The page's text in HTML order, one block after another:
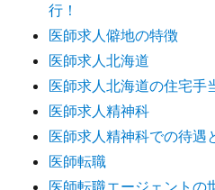
行！
医師求人僻地の特徴
医師求人北海道
医師求人北海道の住宅手
医師求人精神科
医師求人精神科での待遇
医師転職